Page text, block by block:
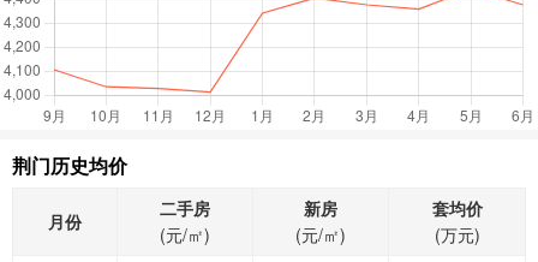
荆门历史均价
月份
二手房
(元/㎡)
新房
(元/㎡)
套均价
(万元)